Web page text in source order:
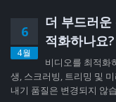
6
4월
더 부드러
적화하나요?
비디오를 최적화
생, 스크러빙, 트리밍 및
내기 품질은 변경되지 않